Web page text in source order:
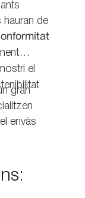
hauran de
el
gran
envàs